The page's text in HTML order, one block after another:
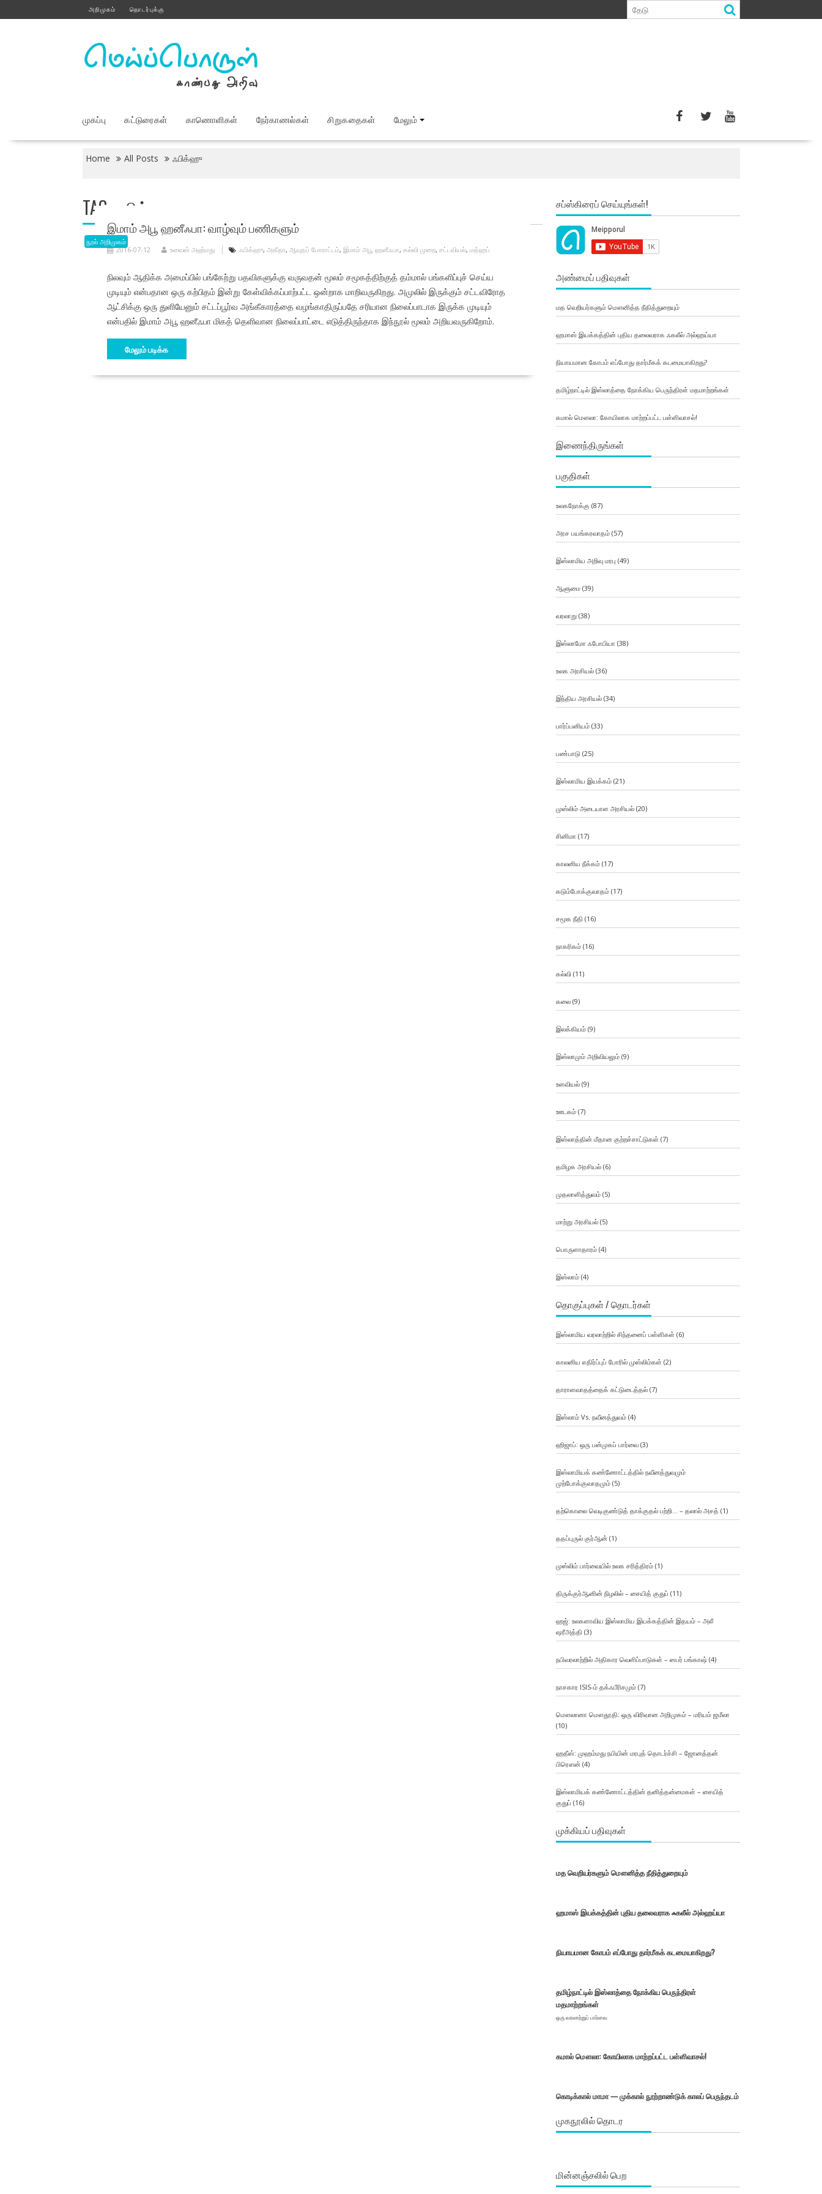
to
அறிமுகம் தொடர்புக்கு
முகப்பு கட்டுரைகள் காணொளிகள் நேர்காணல்கள் சிறுகதைகள் மேலும்
Home All Posts ஃபிக்ஹு
TAG: ஃபிக்ஹு
நூல் அறிமுகம்
இமாம் அபூ ஹனீஃபா: வாழ்வும் பணிகளும்
2016-07-12 உவைஸ் அஹ்மது ஃபிக்ஹு, அகீதா, ஆயுதப் போராட்டம், இமாம் அபூ ஹனீஃபா, கல்வி முறை, சட்டவியல், மத்ஹப்
நிலவும் ஆதிக்க அமைப்பில் பங்கேற்று பதவிகளுக்கு வருவதன் மூலம் சமூகத்திற்குத் தம்மால் பங்களிப்புச் செய்ய
முடியும் என்பதான ஒரு கற்பிதம் இன்று கேள்விக்கப்பாற்பட்ட ஒன்றாக மாறிவருகிறது. அமுலில் இருக்கும் சட்டவிரோத
ஆட்சிக்கு ஒரு துளியேனும் சட்டப்பூர்வ அங்கீகாரத்தை வழங்காதிருப்பதே சரியான நிலைப்பாடாக இருக்க முடியும்
என்பதில் இமாம் அபூ ஹனீஃபா மிகத் தெளிவான நிலைப்பாட்டை எடுத்திருந்தாக இந்நூல் மூலம் அறியவருகிறோம்.
மேலும் படிக்க
சப்ஸ்கிரைப் செய்யுங்கள்!
அண்மைப் பதிவுகள்
மத வெறியர்களும் மௌனித்த நீதித்துறையும்
ஹமாஸ் இயக்கத்தின் புதிய தலைவராக ஃகலீல் அல்ஹய்யா
நியாயமான கோபம் எப்போது தார்மீகக் கடமையாகிறது?
தமிழ்நாட்டில் இஸ்லாத்தை நோக்கிய பெருந்திரள் மதமாற்றங்கள்
கமால் மௌலா: கோயிலாக மாற்றப்பட்ட பள்ளிவாசல்!
இணைந்திருங்கள்
பகுதிகள்
உலகநோக்கு (87)
அரச பயங்கரவாதம்(57)
இஸ்லாமிய அறிவு மரபு (49)
ஆளுமை(39)
வரலாறு(38)
இஸ்லாமோ ஃபோபியா (38)
உலக அரசியல்(36)
இந்திய அரசியல்(34)
பார்ப்பனியம்(33)
பண்பாடு(25)
இஸ்லாமிய இயக்கம்(21)
முஸ்லிம் அடையாள அரசியல்(20)
சினிமா (17)
காலனிய நீக்கம்(17)
கடும்போக்குவாதம்(17)
சமூக நீதி (16)
நாகரிகம்(16)
கல்வி (11)
கலை(9)
இலக்கியம்(9)
இஸ்லாமும் அறிவியலும்(9)
உளவியல்(9)
ஊடகம்(7)
இஸ்லாத்தின் மீதான குற்றச்சாட்டுகள் (7)
தமிழக அரசியல்(6)
முதலாளித்துவம்(5)
மாற்று அரசியல்(5)
பொருளாதாரம்(4)
இஸ்லாம்(4)
தொகுப்புகள் / தொடர்கள்
இஸ்லாமிய வரலாற்றில் சிந்தனைப் பள்ளிகள் (6)
காலனிய எதிர்ப்புப் போரில் முஸ்லிம்கள் (2)
தாராளவாதத்தைக் கட்டுடைத்தல்(7)
இஸ்லாம் Vs. நவீனத்துவம்(4)
ஹிஜாப்: ஒரு பன்முகப் பார்வை(3)
இஸ்லாமியக் கண்ணோட்டத்தில் நவீனத்துவமும்
முற்போக்குவாதமும்(5)
தற்கொலை வெடிகுண்டுத் தாக்குதல் பற்றி… – தலால் அசத் (1)
ததப்புருல் குர்ஆன் (1)
முஸ்லிம் பார்வையில் உலக சரித்திரம்(1)
திருக்குர்ஆனின் நிழலில் – சையித் குதுப் (11)
ஹஜ்: உலகளாவிய இஸ்லாமிய இயக்கத்தின் இதயம் – அலீ
ஷரீஅத்தி (3)
நபிவரலாற்றில் அதிகார வெளிப்பாடுகள் – ஸபர் பங்காஷ் (4)
நாசகார ISIS-ம் தக்ஃபீரிசமும்(7)
மௌலானா மௌதூதி: ஒரு விரிவான அறிமுகம் – மரியம் ஜமீலா
(10)
ஹதீஸ்: முஹம்மது நபியின் மரபுத் தொடர்ச்சி – ஜோனத்தன்
பிரௌன் (4)
இஸ்லாமியக் கண்ணோட்டத்தின் தனித்தன்மைகள் – சையித்
குதுப் (16)
முக்கியப் பதிவுகள்
மத வெறியர்களும் மௌனித்த நீதித்துறையும்
ஹமாஸ் இயக்கத்தின் புதிய தலைவராக ஃகலீல் அல்ஹய்யா
நியாயமான கோபம் எப்போது தார்மீகக் கடமையாகிறது?
தமிழ்நாட்டில் இஸ்லாத்தை நோக்கிய பெருந்திரள்
மதமாற்றங்கள்
ஒரு வரலாற்றுப் பார்வை
கமால் மௌலா: கோயிலாக மாற்றப்பட்ட பள்ளிவாசல்!
கொடிக்கால் மாமா — முக்கால் நூற்றாண்டுக் காலப் பெருந்தடம்
முகநூலில் தொடர
மின்னஞ்சலில் பெற